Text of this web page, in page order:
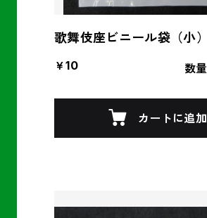
歌舞伎座ビニール袋（小）
￥10 数量
カートに追加